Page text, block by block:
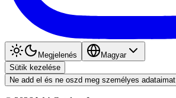
Megjelenés
Magyar
Sütik kezelése
Ne add el és ne oszd meg személyes adataimat